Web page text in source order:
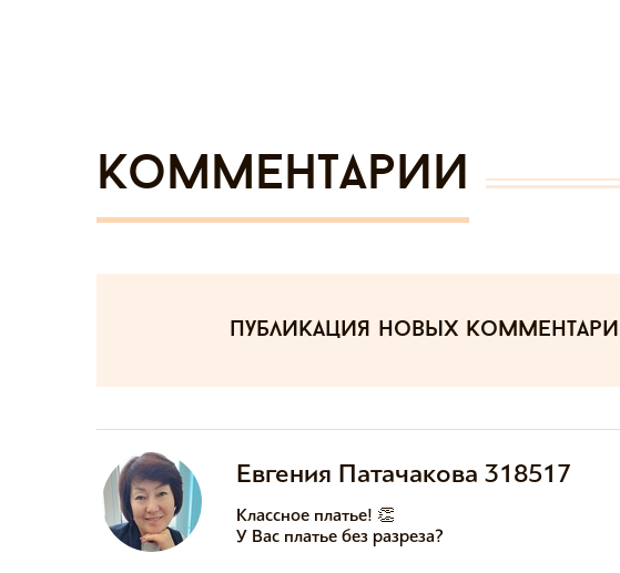
Комментарии
публикация новых
Евгения Патачакова 318517
Классное платье! 👏
У Вас платье без разреза?